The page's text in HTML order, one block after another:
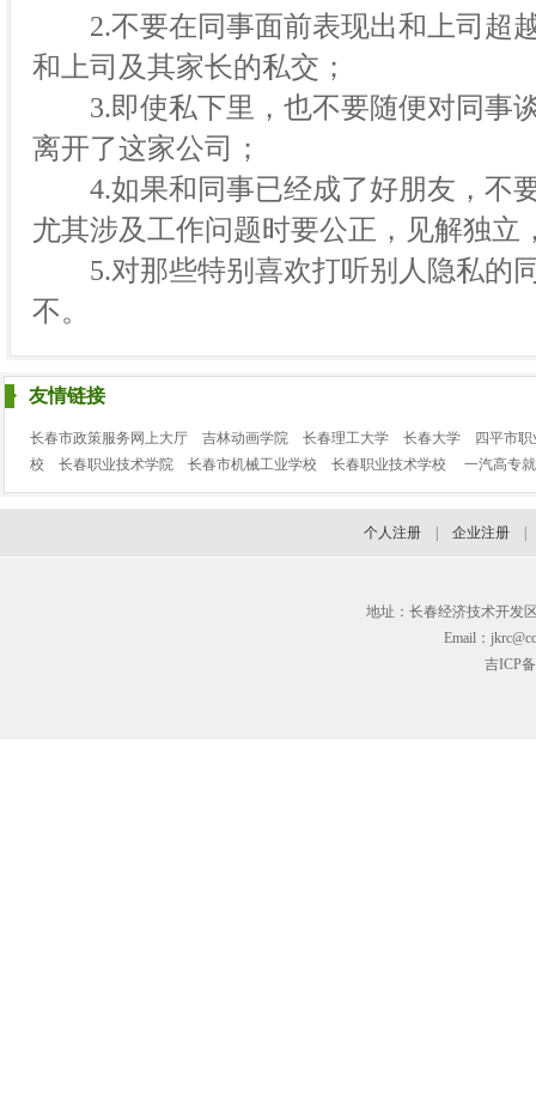
2.不要在同事面前表现出和上司超
和上司及其家长的私交；
3.即使私下里，也不要随便对同事
离开了这家公司；
4.如果和同事已经成了好朋友，不
尤其涉及工作问题时要公正，见解独立
5.对那些特别喜欢打听别人隐私的
不。
友情链接
长春市政策服务网上大厅 吉林动画学院 长春理工大学 长春大学
四平市
校
长春职业技术学院 长春市机械工业学校 长春职业技术学校 一汽高专
个人注册 企业注册
地址：长春经济技术开发
Email：
吉ICP